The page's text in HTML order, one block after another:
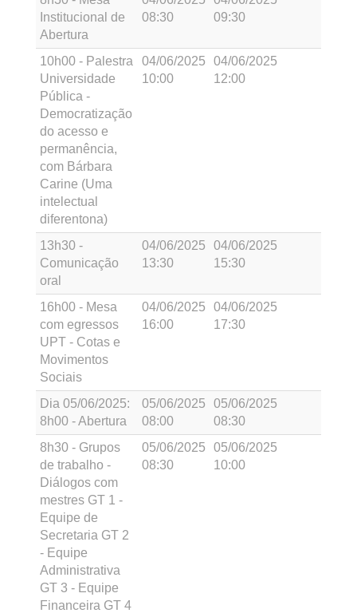
Institucional de
Abertura
08:30
09:30
10h00 - Palestra
Universidade
Pública -
Democratização
do acesso e
permanência,
com Bárbara
Carine (Uma
intelectual
diferentona)
04/06/2025
10:00
04/06/2025
12:00
13h30 -
Comunicação
oral
04/06/2025
13:30
04/06/2025
15:30
16h00 - Mesa
com egressos
UPT - Cotas e
Movimentos
Sociais
04/06/2025
16:00
04/06/2025
17:30
Dia 05/06/2025:
8h00 - Abertura
05/06/2025
08:00
05/06/2025
08:30
8h30 - Grupos
de trabalho -
Diálogos com
mestres GT 1 -
Equipe de
Secretaria GT 2
- Equipe
Administrativa
GT 3 - Equipe
Financeira GT 4
05/06/2025
08:30
05/06/2025
10:00